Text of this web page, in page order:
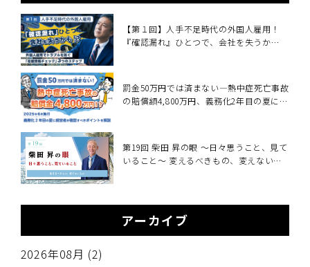
【第１回】人手不足時代の外国人雇用！
『確認漏れ』ひとつで、会社を失うか
罰金50万円では済まない―熱中症死亡事故
の賠償額4,800万円、義務化2年目の夏に経
第19回 柴田 昇の眼 ～日々思うこと、見て
いること～ 変えるべきもの、変えないも
アーカイブ
2026年08月 (2)